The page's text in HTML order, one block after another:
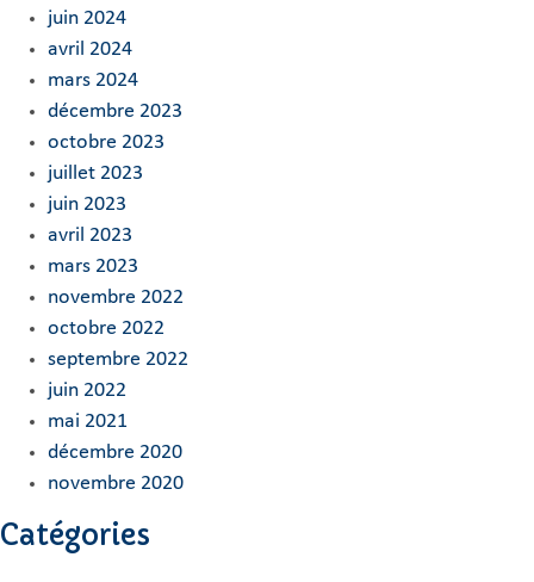
juin 2024
avril 2024
mars 2024
décembre 2023
octobre 2023
juillet 2023
juin 2023
avril 2023
mars 2023
novembre 2022
octobre 2022
septembre 2022
juin 2022
mai 2021
décembre 2020
novembre 2020
Catégories